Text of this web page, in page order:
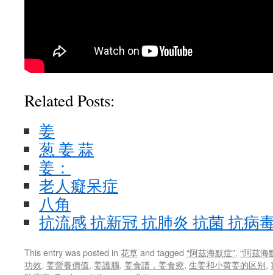
Related Posts:
姜
葱 姜 蒜
姜：
老人癡呆症
八角
抗流感 抗新冠 抗肺炎 抗菌 抗病
This entry was posted in 花草and tagged “阿茲海默症”, “阿茲海
功效, 姜營養價值, 姜護腦, 姜食譜，姜食療, 生姜和小黄姜的区别,